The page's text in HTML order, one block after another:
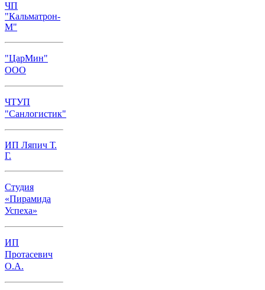
ЧП
"Кальматрон-
М"
"ЦарМин"
ООО
ЧТУП
"Санлогистик"
ИП Ляпич Т.
Г.
Студия
«Пирамида
Успеха»
ИП
Протасевич
О.А.